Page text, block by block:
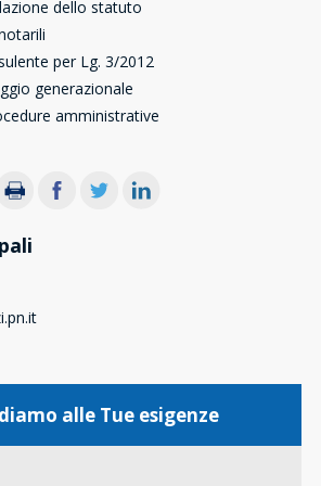
dello statuto
per Lg. 3/2012
generazionale
amministrative
alle Tue esigenze